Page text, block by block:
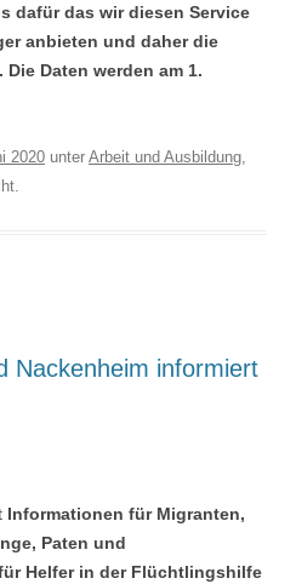
dafür das wir diesen Service
anbieten und daher die
Daten werden am 1.
2020 unter Arbeit und Ausbildung,
Nackenheim informiert
Informationen für Migranten,
Paten und
Helfer in der Flüchtlingshilfe